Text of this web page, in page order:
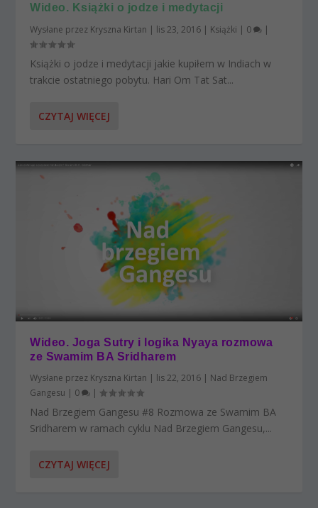
Wideo. Książki o jodze i medytacji
Wysłane przez Kryszna Kirtan | lis 23, 2016 | Książki | 0 |
Książki o jodze i medytacji jakie kupiłem w Indiach w
trakcie ostatniego pobytu. Hari Om Tat Sat...
CZYTAJ WIĘCEJ
Wideo. Joga Sutry i logika Nyaya rozmowa
ze Swamim BA Sridharem
Wysłane przez Kryszna Kirtan | lis 22, 2016 | Nad Brzegiem
Gangesu | 0 |
Nad Brzegiem Gangesu #8 Rozmowa ze Swamim BA
Sridharem w ramach cyklu Nad Brzegiem Gangesu,...
CZYTAJ WIĘCEJ